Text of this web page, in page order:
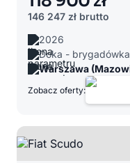
146 247 zł brutto
2026
Doka - brygadówka
Warszawa
Zobacz oferty: